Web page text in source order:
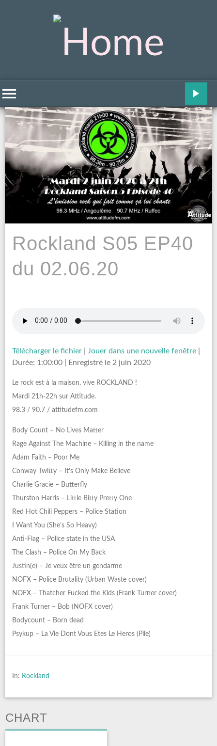
Rockland S05 EP40
du 02.06.20
Télécharger le fichier Jouer dans une nouvelle fenêtre
Durée: 1:00:00
Enregistré le 2 juin 2020
Le rock est à la maison, vive ROCKLAND !
Mardi 21h-22h sur Attitude.
98.3 / 90.7 / attitudefm.com
Body Count – No Lives Matter
Rage Against The Machine – Killing in the name
Adam Faith – Poor Me
Conway Twitty – It’s Only Make Believe
Charlie Gracie – Butterfly
Thurston Harris – Little Bitty Pretty One
Red Hot Chili Peppers – Police Station
I Want You (She’s So Heavy)
Anti-Flag – Police state in the USA
The Clash – Police On My Back
Justin(e) – Je veux être un gendarme
NOFX – Police Brutality (Urban Waste cover)
NOFX – Thatcher Fucked the Kids (Frank Turner cover)
Frank Turner – Bob (NOFX cover)
Bodycount – Born dead
Psykup – La Vie Dont Vous Etes Le Heros (Pile)
In: Rockland
CHART